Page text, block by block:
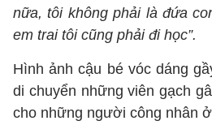
nữa, tôi không phải là đứa
em trai tôi cũng phải đi học”.
Hình ảnh cậu bé vóc dáng
di chuyển những viên gạch
cho những người công nhân